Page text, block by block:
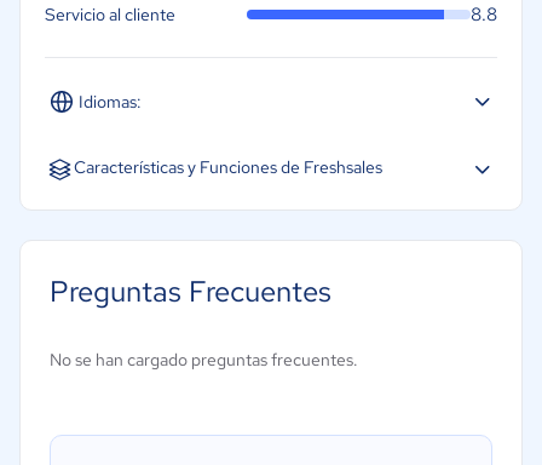
Idiomas:
Español Inglés Portugués
Servicio al cliente 8.8
Características y Funciones de Freshsales
Integración de automatización de marketing
Preguntas Frecuentes
No se han cargado preguntas frecuentes.